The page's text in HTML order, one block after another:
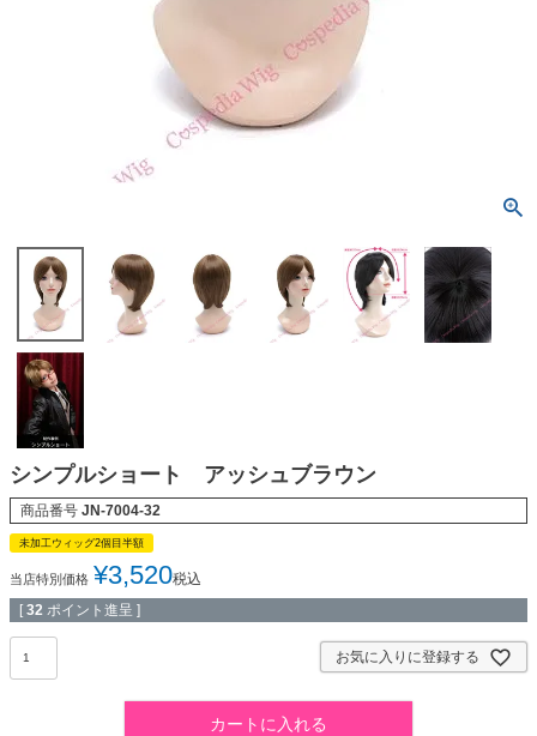
シンプルショート アッシュブラウン
商品番号 JN-7004-32
未加工ウィッグ2個目半額
当店特別価格 ¥3,520税込
[ 32 ポイント進呈 ]
お気に入りに登録する
カートに入れる